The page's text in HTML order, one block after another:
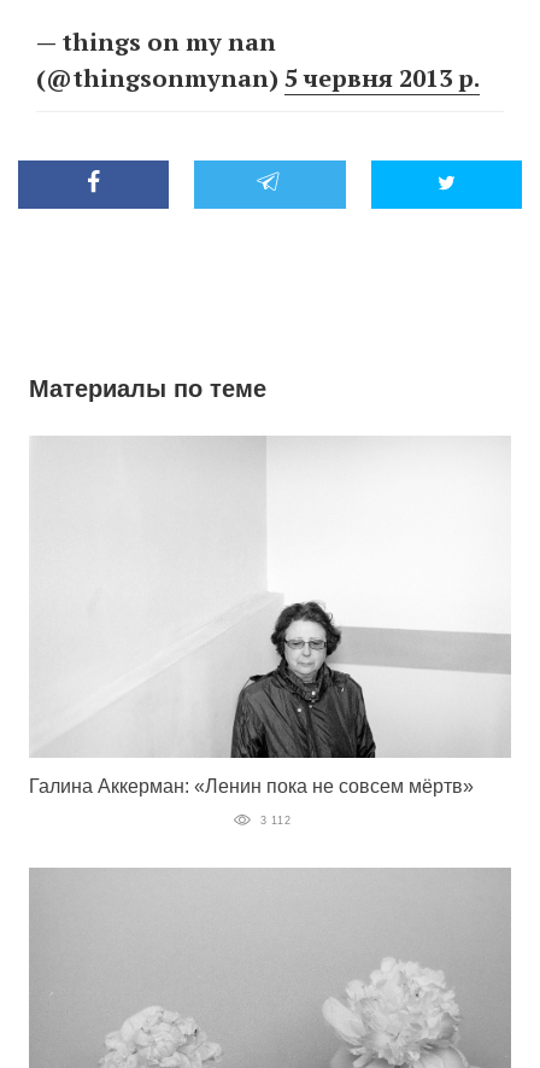
— things on my nan
(@thingsonmynan) 5 червня 2013 р.
Материалы по теме
Галина Аккерман: «Ленин пока не совсем мёртв»
3 112